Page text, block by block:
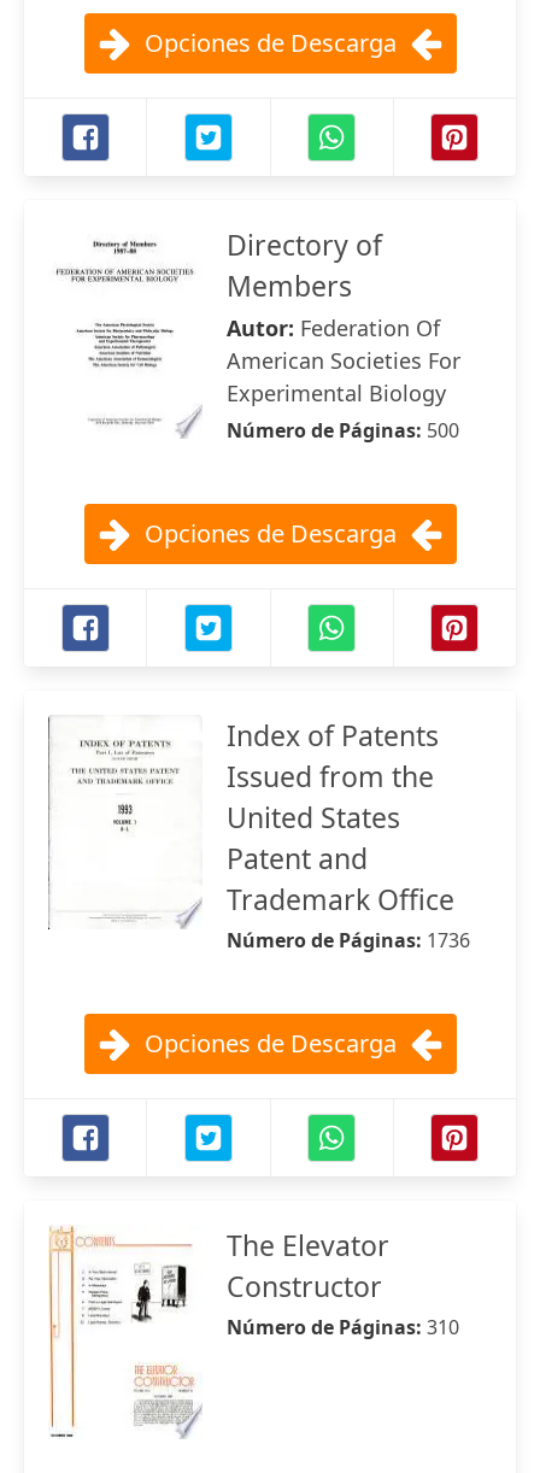
Opciones de Descarga
Directory of
Members
Autor: Federation Of
American Societies For
Experimental Biology
Número de Páginas: 500
Opciones de Descarga
Index of Patents
Issued from the
United States
Patent and
Trademark Office
Número de Páginas: 1736
Opciones de Descarga
The Elevator
Constructor
Número de Páginas: 310